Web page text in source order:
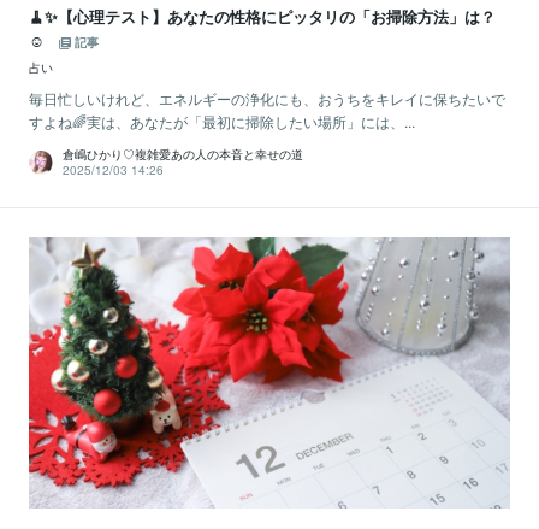
🧹✨【心理テスト】あなたの性格にピッタリの「お掃除方法」は？
☺️
記事
占い
毎日忙しいけれど、エネルギーの浄化にも、おうちをキレイに保ちたいで
すよね🌈実は、あなたが「最初に掃除したい場所」には、...
倉嶋ひかり♡複雑愛あの人の本音と幸せの道
2025/12/03 14:26